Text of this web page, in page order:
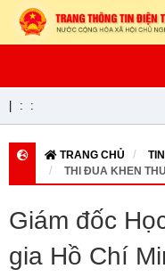
: :
TRANG CHỦ
THI ĐUA KHEN
Giám đốc
gia Hồ Chí